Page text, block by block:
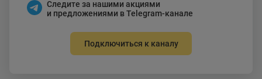
Следите за нашими акциями
и предложениями в Telegram-канале
Подключиться к каналу